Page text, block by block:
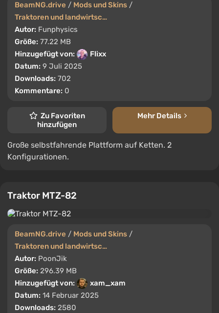
BeamNG.drive / Mods und Skins /
Traktoren und landwirtschaftliche Maschinen
Autor: Funphysics
Größe: 77.22 MB
Hinzugefügt von:
Flixx
Datum: 9 Juli 2025
Downloads: 702
Kommentare: 0
Zu Favoriten
hinzufügen
Mehr Details
Große selbstfahrende Plattform auf Ketten. 2
Konfigurationen.
Traktor MTZ-82
BeamNG.drive / Mods und Skins /
Traktoren und landwirtschaftliche Maschinen
Autor: PoonJik
Größe: 296.39 MB
Hinzugefügt von:
xam_xam
Datum: 14 Februar 2025
Downloads: 2580